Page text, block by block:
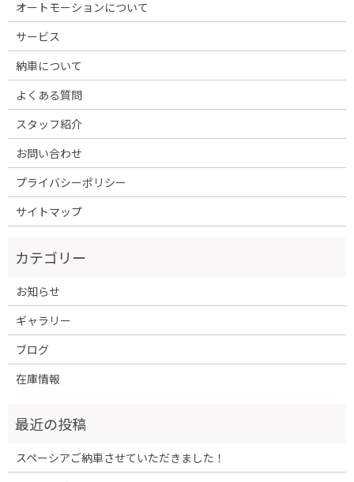
オートモーションについて
サービス
納車について
よくある質問
スタッフ紹介
お問い合わせ
プライバシーポリシー
サイトマップ
お知らせ
ギャラリー
ブログ
在庫情報
スペーシアご納車させていただきました！